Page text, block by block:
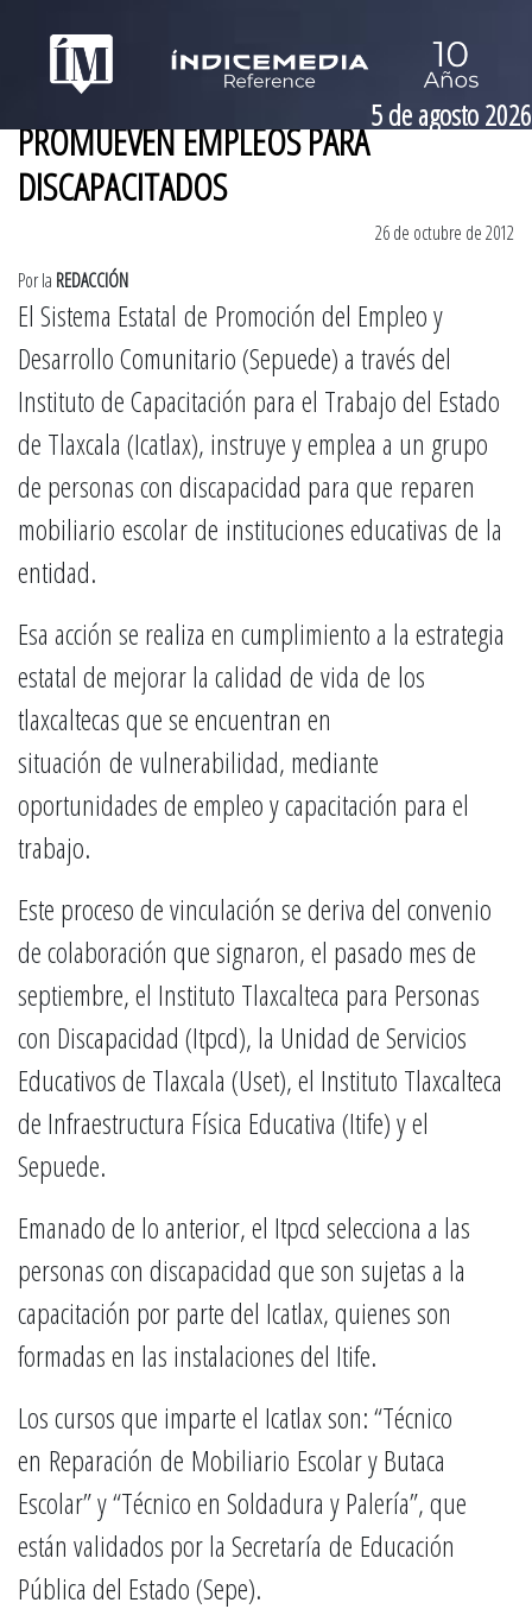
5 de agosto 2026
PROMUEVEN EMPLEOS PARA
DISCAPACITADOS
26 de octubre de 2012
Por la REDACCIÓN
El Sistema Estatal de Promoción del Empleo y
Desarrollo Comunitario (Sepuede) a través del
Instituto de Capacitación para el Trabajo del Estado
de Tlaxcala (Icatlax), instruye y emplea a un grupo
de personas con discapacidad para que reparen
mobiliario escolar de instituciones educativas de la
entidad.
Esa acción se realiza en cumplimiento a la estrategia
estatal de mejorar la calidad de vida de los
tlaxcaltecas que se encuentran en
situación de vulnerabilidad, mediante
oportunidades de empleo y capacitación para el
trabajo.
Este proceso de vinculación se deriva del convenio
de colaboración que signaron, el pasado mes de
septiembre, el Instituto Tlaxcalteca para Personas
con Discapacidad (Itpcd), la Unidad de Servicios
Educativos de Tlaxcala (Uset), el Instituto Tlaxcalteca
de Infraestructura Física Educativa (Itife) y el
Sepuede.
Emanado de lo anterior, el Itpcd selecciona a las
personas con discapacidad que son sujetas a la
capacitación por parte del Icatlax, quienes son
formadas en las instalaciones del Itife.
Los cursos que imparte el Icatlax son: “Técnico
en Reparación de Mobiliario Escolar y Butaca
Escolar” y “Técnico en Soldadura y Palería”, que
están validados por la Secretaría de Educación
Pública del Estado (Sepe).